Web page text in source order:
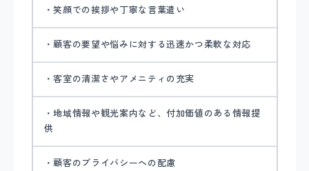
・笑顔での挨拶や丁寧な言葉遣い
・顧客の要望や悩みに対する迅速かつ柔軟な対応
・客室の清潔さやアメニティの充実
・地域情報や観光案内など、付加価値のある情報提
供
・顧客のプライバシーへの配慮